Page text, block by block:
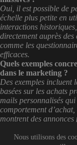
Nous utilisons des
Oui, il est possible de
échelle plus petite en
interactions
directement auprès
comme les
efficaces.
Quels exemples
dans le marketing ?
Des exemples incluent
basées sur les achats
mails personnalisés
comportement
montrent des